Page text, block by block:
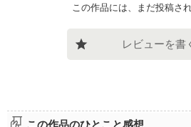
この作品には、まだ投稿さ
レビューを書
この作品のひとこと感想